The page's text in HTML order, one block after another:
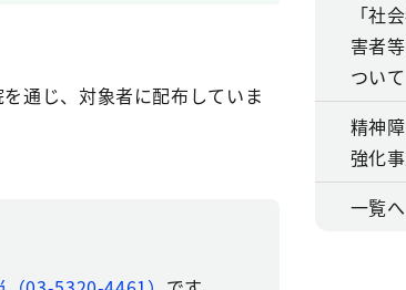
通じ、対象者に配布していま
「社
害者
ついて
精神
強化
一覧へ